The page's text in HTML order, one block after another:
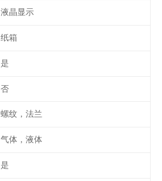
液晶显示
纸箱
是
否
螺纹，法兰
气体，液体
是